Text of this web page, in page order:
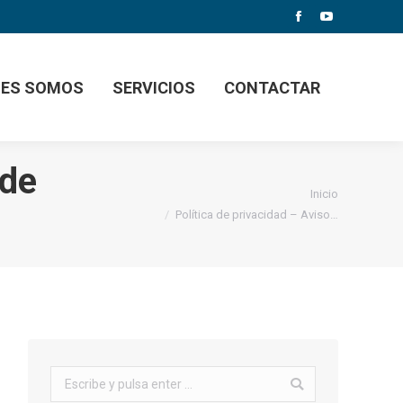
Facebook
YouTube
SOMOS SERVICIOS CONTACTAR
Inicio
Política de privacidad – Aviso…
Buscar: